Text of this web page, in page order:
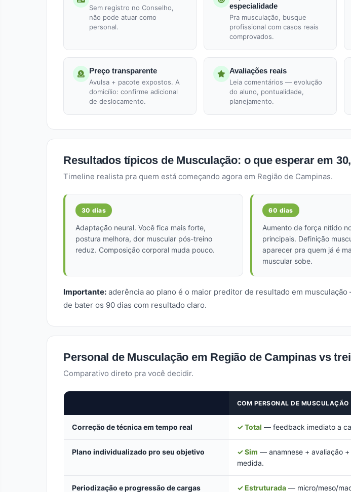
Sem registro no Conselho,
não pode atuar como
personal.
especialidade
Pra musculação, busque
profissional com casos reais
comprovados.
Preço transparente
Avulsa + pacote expostos. A
domicílio: confirme adicional
de deslocamento.
Avaliações reais
Leia comentários — evolução
do aluno, pontualidade,
planejamento.
Resultados típicos de Musculação: o que esperar em
Timeline realista pra quem está começando agora em Região de Campinas.
30 dias
Adaptação neural. Você fica mais forte,
postura melhora, dor muscular pós-treino
reduz. Composição corporal muda pouco.
60 dias
Aumento de força nítido
principais. Definição
aparecer pra quem já é
muscular sobe.
Importante: aderência ao plano é o maior preditor de resultado em
de bater os 90 dias com resultado claro.
Personal de Musculação em Região de Campinas vs
Comparativo direto pra você decidir.
COM PERSONAL DE MUSCULAÇÃO
Correção de técnica em tempo real ✓ Total — feedback imediato a
Plano individualizado pro seu objetivo ✓ Sim — anamnese + avaliação +
medida.
Periodização e progressão de cargas ✓ Estruturada — micro/meso/